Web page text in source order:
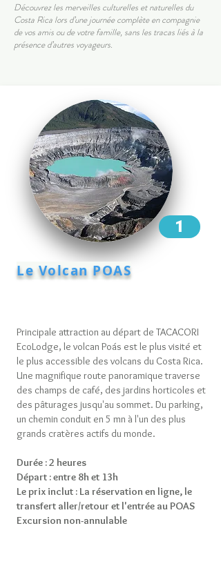
Découvrez les merveilles culturelles et naturelles du
Costa Rica lors d’une journée complète en compagnie
de vos amis ou de votre famille, sans les tracas liés à la
présence d’autres voyageurs.
1
Le Volcan POAS
Principale attraction au départ de TACACORI
EcoLodge, le volcan Poás est le plus visité et
le plus accessible des volcans du Costa Rica.
Une magnifique route panoramique traverse
des champs de café, des jardins horticoles et
des pâturages jusqu'au sommet. Du parking,
un chemin conduit en 5 mn à l'un des plus
grands cratères actifs du monde.
Durée : 2 heures
Départ : entre 8h et 13h
Le prix inclut : La réservation en ligne, le
transfert aller/retour et l'entrée au POAS
Excursion non-annulable